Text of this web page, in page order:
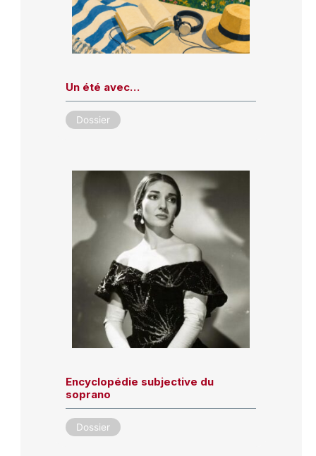
Un été avec…
Dossier
Encyclopédie subjective du
soprano
Dossier